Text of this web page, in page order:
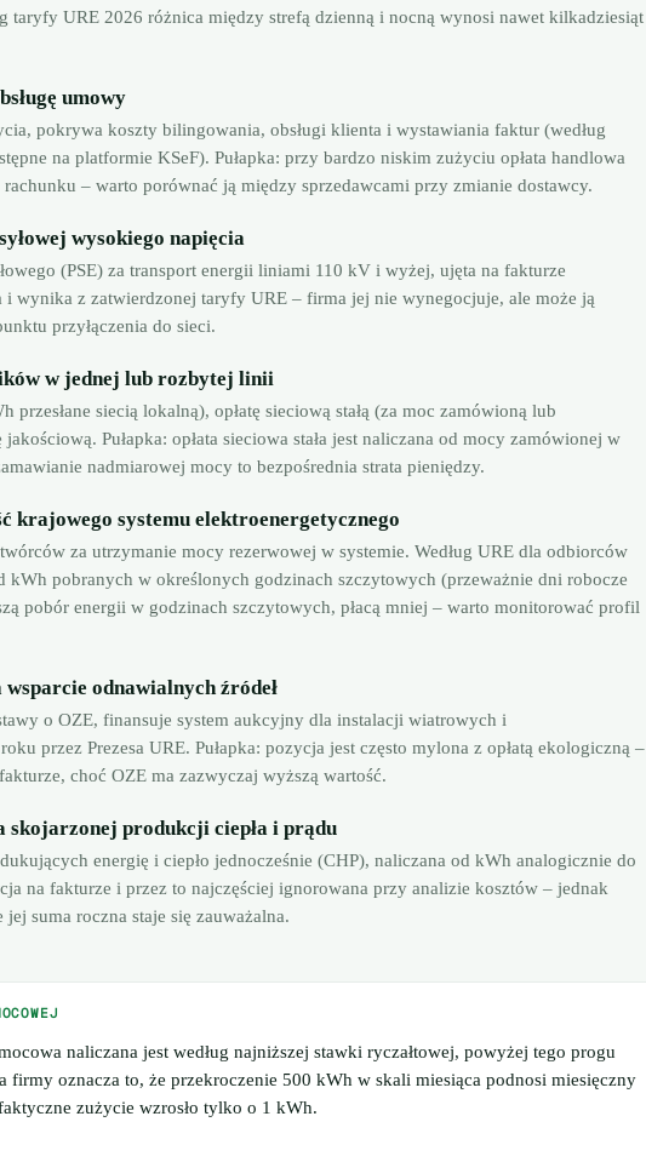
taryfy URE 2026 różnica między strefą dzienną i nocną wynosi nawet kilkadziesiąt
umowy
pokrywa koszty bilingowania, obsługi klienta i wystawiania faktur (według
na platformie KSeF). Pułapka: przy bardzo niskim zużyciu opłata handlowa
– warto porównać ją między sprzedawcami przy zmianie dostawcy.
wysokiego napięcia
(PSE) za transport energii liniami 110 kV i wyżej, ujęta na fakturze
i wynika z zatwierdzonej taryfy URE – firma jej nie wynegocjuje, ale może ją
przyłączenia do sieci.
w jednej lub rozbytej linii
przesłane siecią lokalną), opłatę sieciową stałą (za moc zamówioną lub
Pułapka: opłata sieciowa stała jest naliczana od mocy zamówionej w
nadmiarowej mocy to bezpośrednia strata pieniędzy.
krajowego systemu elektroenergetycznego
za utrzymanie mocy rezerwowej w systemie. Według URE dla odbiorców
kWh pobranych w określonych godzinach szczytowych (przeważnie dni robocze
pobór energii w godzinach szczytowych, płacą mniej – warto monitorować profil
odnawialnych źródeł
o OZE, finansuje system aukcyjny dla instalacji wiatrowych i
przez Prezesa URE. Pułapka: pozycja jest często mylona z opłatą ekologiczną –
choć OZE ma zazwyczaj wyższą wartość.
skojarzonej produkcji ciepła i prądu
energię i ciepło jednocześnie (CHP), naliczana od kWh analogicznie do
na fakturze i przez to najczęściej ignorowana przy analizie kosztów – jednak
suma roczna staje się zauważalna.
naliczana jest według najniższej stawki ryczałtowej, powyżej tego progu
oznacza to, że przekroczenie 500 kWh w skali miesiąca podnosi miesięczny
zużycie wzrosło tylko o 1 kWh.